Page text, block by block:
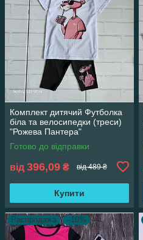
Комплект дитячий Футболка
біла та велосипедки (треси)
"Рожева Пантера"
Готово до відправки
від 396,09 ₴ від 489 ₴
Купити
Распродажа –10%